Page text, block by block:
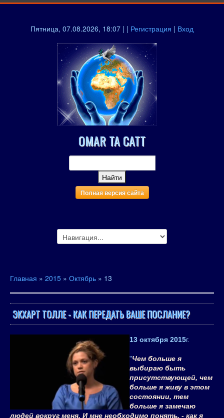
Пятница, 07.08.2026, 18:07 | | Регистрация | Вход
OMAR TA CATT
Полная версия сайта
Главная » 2015 » Октябрь » 13
ЭКХАРТ ТОЛЛЕ - КАК ПЕРЕДАТЬ ВАШЕ ПОСЛАНИЕ?
13 октября 2015г.
"Чем больше я
выбираю быть
присутствующей, чем
больше я живу в этом
состоянии, тем
больше я замечаю
людей вокруг меня. И мне необходимо понять, - как я